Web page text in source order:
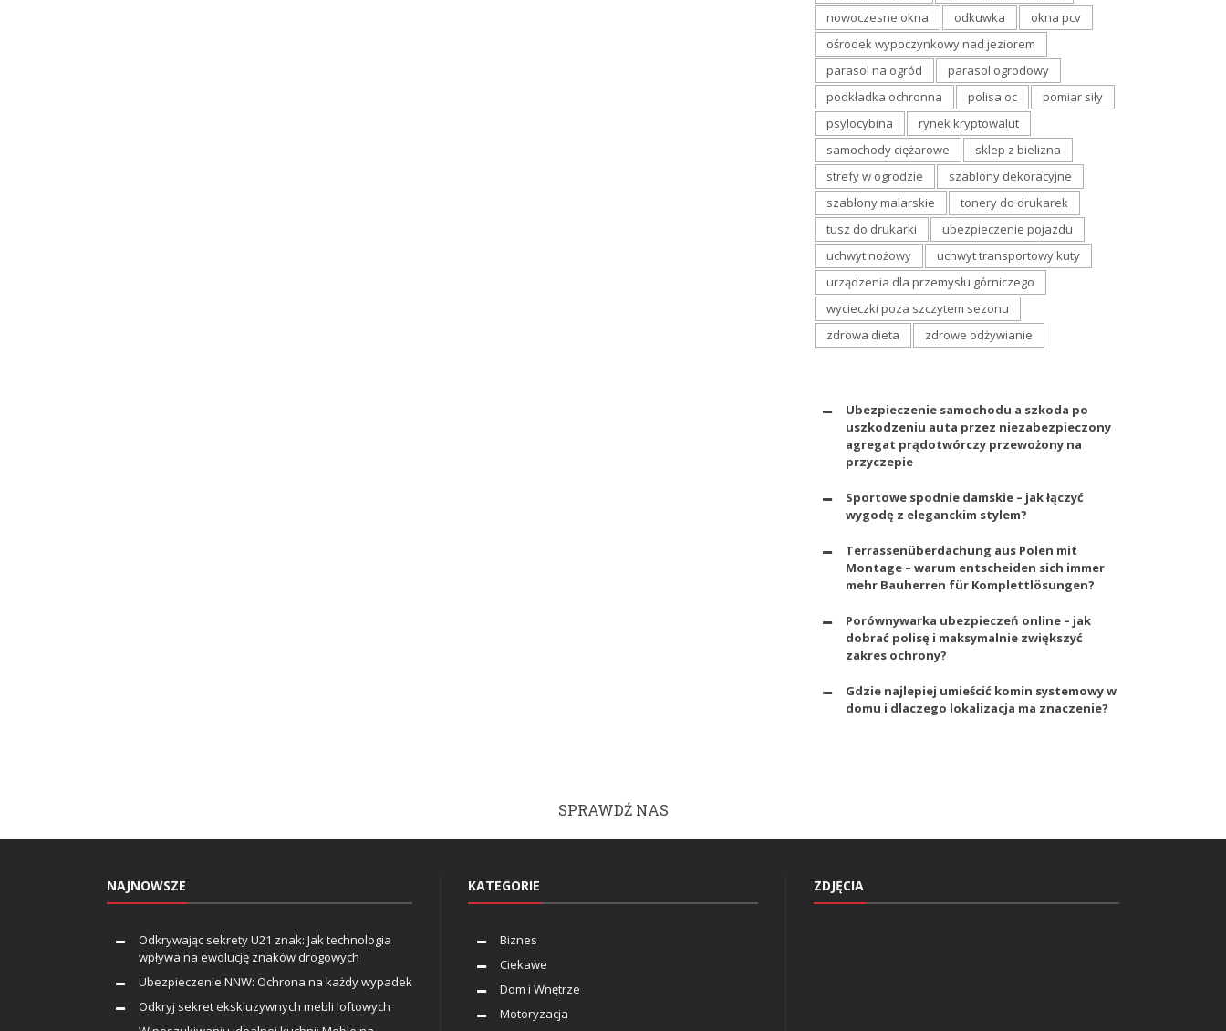
nowoczesne okna
odkuwka
okna pcv
ośrodek wypoczynkowy nad jeziorem
parasol na ogród
parasol ogrodowy
podkładka ochronna
polisa oc
pomiar siły
psylocybina
rynek kryptowalut
samochody ciężarowe
sklep z bielizna
strefy w ogrodzie
szablony dekoracyjne
szablony malarskie
tonery do drukarek
tusz do drukarki
ubezpieczenie pojazdu
uchwyt nożowy
uchwyt transportowy kuty
urządzenia dla przemysłu górniczego
wycieczki poza szczytem sezonu
zdrowa dieta
zdrowe odżywianie
Ubezpieczenie samochodu a szkoda po
uszkodzeniu auta przez niezabezpieczony
agregat prądotwórczy przewożony na
przyczepie
Sportowe spodnie damskie – jak łączyć
wygodę z eleganckim stylem?
Terrassenüberdachung aus Polen mit
Montage – warum entscheiden sich immer
mehr Bauherren für Komplettlösungen?
Porównywarka ubezpieczeń online – jak
dobrać polisę i maksymalnie zwiększyć
zakres ochrony?
Gdzie najlepiej umieścić komin systemowy w
domu i dlaczego lokalizacja ma znaczenie?
SPRAWDŹ NAS
NAJNOWSZE
Odkrywając sekrety U21 znak: Jak technologia
wpływa na ewolucję znaków drogowych
Ubezpieczenie NNW: Ochrona na każdy wypadek
Odkryj sekret ekskluzywnych mebli loftowych
KATEGORIE
Biznes
Ciekawe
Dom i Wnętrze
Motoryzacja
ZDJĘCIA